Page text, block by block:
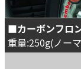
■カーボンフロ
重量:250g(ノー